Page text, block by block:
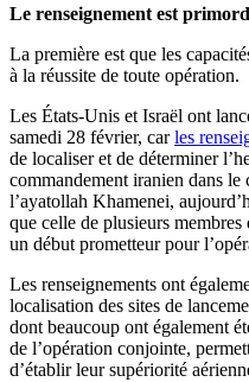
Le renseignement est
La première est que les
à la réussite de toute opération.
Les États-Unis et Israël ont
samedi 28 février, carles
de localiser et de déterminer
commandement iranien dans
l’ayatollah Khamenei,
que celle de plusieurs
un début prometteur pour
Les renseignements ont
localisation des sites de
dont beaucoup ont également
de l’opération conjointe,
d’établir leur supériorité